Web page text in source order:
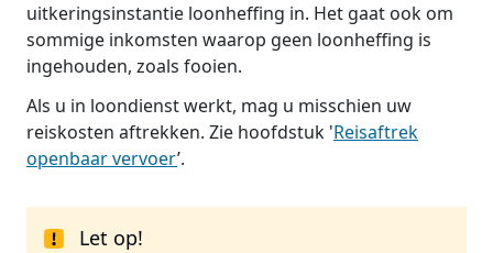
uitkeringsinstantie loonheffing in. Het gaat ook om
sommige inkomsten waarop geen loonheffing is
ingehouden, zoals fooien.
Als u in loondienst werkt, mag u misschien uw
reiskosten aftrekken. Zie hoofdstuk 'Reisaftrek
openbaar vervoer’.
Let op!